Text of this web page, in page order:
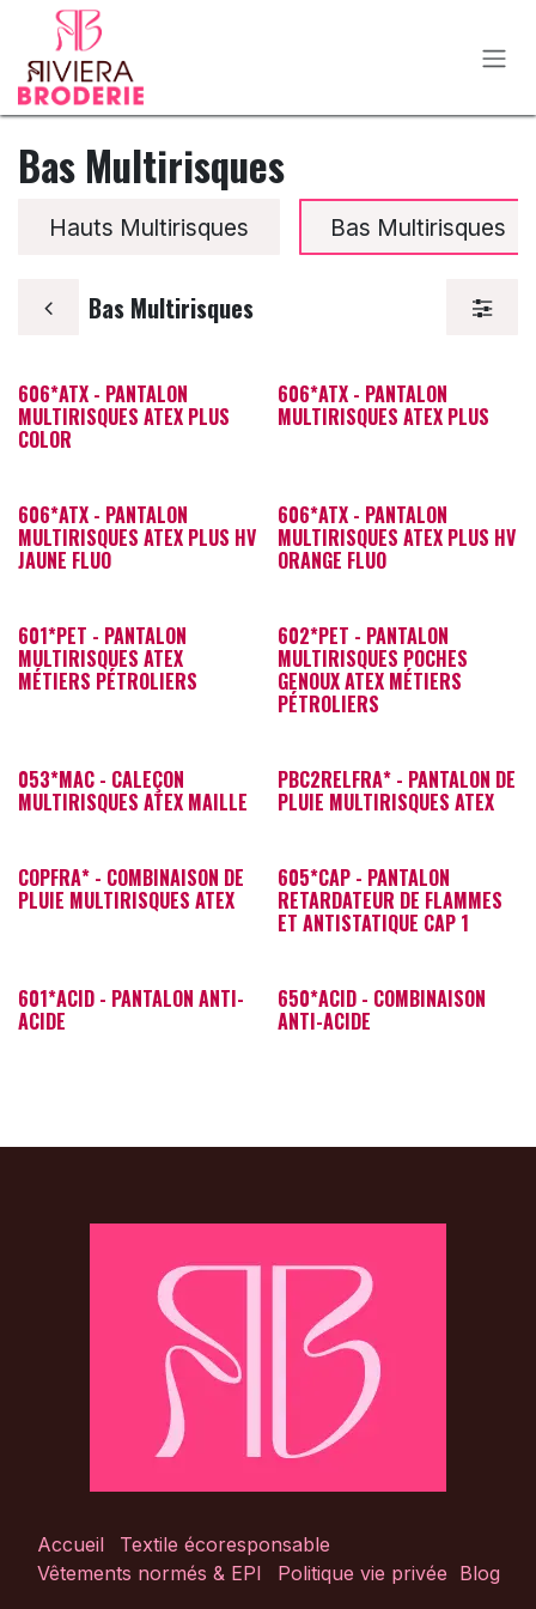
Se rendre au contenu
Bas Multirisques
Hauts Multirisques Bas Multirisques
Bas Multirisques
606*ATX - PANTALON
MULTIRISQUES ATEX PLUS
COLOR
606*ATX - PANTALON
MULTIRISQUES ATEX PLUS
606*ATX - PANTALON
MULTIRISQUES ATEX PLUS HV
JAUNE FLUO
606*ATX - PANTALON
MULTIRISQUES ATEX PLUS HV
ORANGE FLUO
601*PET - PANTALON
MULTIRISQUES ATEX
MÉTIERS PÉTROLIERS
602*PET - PANTALON
MULTIRISQUES POCHES
GENOUX ATEX MÉTIERS
PÉTROLIERS
053*MAC - CALEÇON
MULTIRISQUES ATEX MAILLE
PBC2RELFRA* - PANTALON DE
PLUIE MULTIRISQUES ATEX
COPFRA* - COMBINAISON DE
PLUIE MULTIRISQUES ATEX
605*CAP - PANTALON
RETARDATEUR DE FLAMMES
ET ANTISTATIQUE CAP 1
601*ACID - PANTALON ANTI-
ACIDE
650*ACID - COMBINAISON
ANTI-ACIDE
Accueil
Textile écoresponsable
Vêtements normés & EPI
Politique vie privée Blog